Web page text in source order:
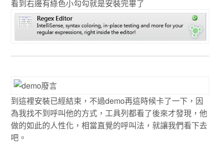
看到右邊有綠色小勾勾就是安裝完畢了
到這裡安裝已經結束，不過demo再這時候卡了一下，因
為我找不到呼叫他的方式，工具列都看了後來才發現，他
做的如此的人性化，相當直覺的呼叫法，就讓我們看下去
吧。